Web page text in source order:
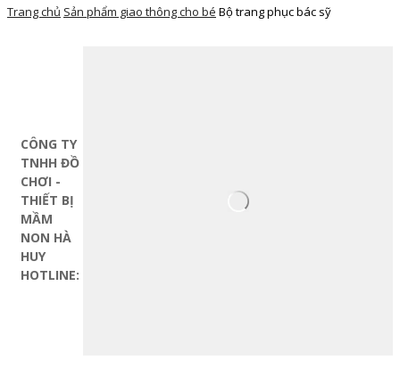
Trang chủ Sản phẩm giao thông cho bé Bộ trang phục bác sỹ
CÔNG TY
TNHH ĐỒ
CHƠI -
THIẾT BỊ
MẦM
NON HÀ
HUY
HOTLINE: